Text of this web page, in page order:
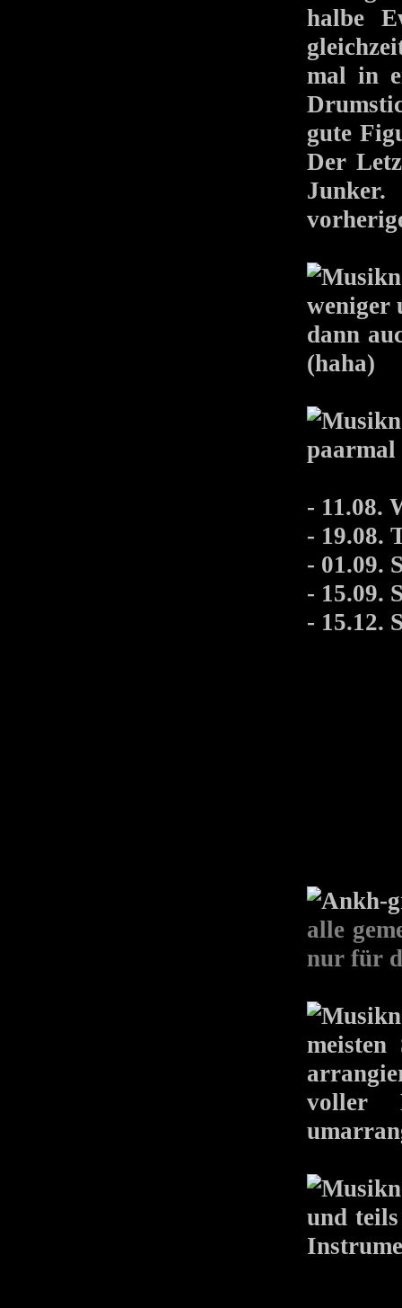
halbe
mal in
gute
Der
weniger
dann
(haha)
paarmal
- 11.08.
- 19.08.
- 01.09.
- 15.09.
- 15.12.
alle
nur für
voller
und